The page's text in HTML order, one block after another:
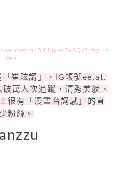
p/DXJqxanDySQ/?img_in
dex=1
崔玹諝」，IG帳號ee.at.
萬人次追蹤，清秀美貌、
很有「漫畫台詞感」的直
粉絲。